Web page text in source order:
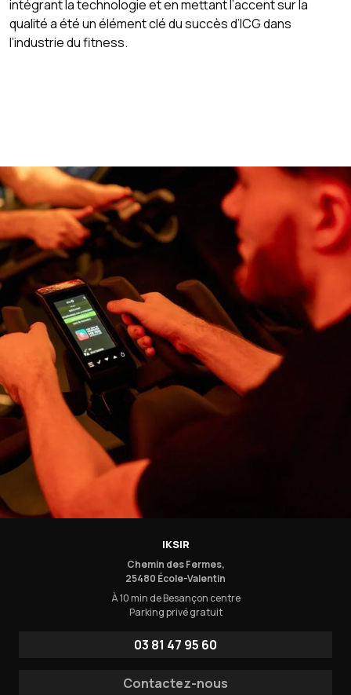
intégrant la technologie et en mettant l’accent sur la
qualité a été un élément clé du succès d’ICG dans
l’industrie du fitness.
IKSIR
Chemin des Fermes,
25480 École-Valentin
À 10 min de Besançon centre
Parking privé gratuit
03 81 47 95 60
Contactez-nous